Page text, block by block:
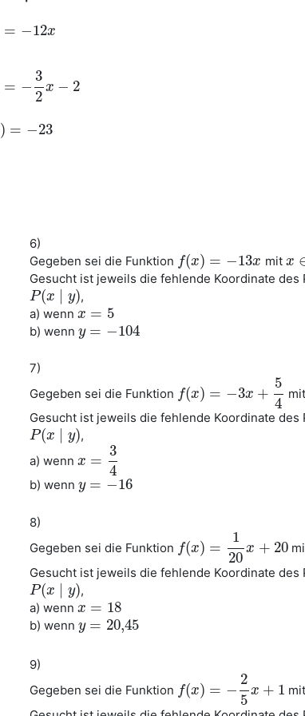
= −12x
−12x
= −
3
2
x − 2
−3 2x −2
) = −23
= −23
6)
Gegeben sei die Funktion f(x) = −13x
f(x)=−13 x mit x
x∈
Gesucht ist jeweils die fehlende Koordinate des
P(x y)
P(x∣
,
a) wenn x = 5
x= 5
b) wenn y = −104
y=−104
7)
Gegeben sei die Funktion f(x) = −3x +
5
4
f(x)=−3x +54 mit
Gesucht ist jeweils die fehlende Koordinate des
P(x y)
P(x∣
,
a) wenn x =
3
4
x= 34
b) wenn y = −16
y=−16
8)
Gegeben sei die Funktion f(x) =
1
20
x + 20
f(x)=1 20 x+20
Gesucht ist jeweils die fehlende Koordinate des
P(x ∣ y)
P(x∣
,
a) wenn x = 18
x= 18
b) wenn y = 20,45
y=20 ,45
9)
Gegeben sei die Funktion f(x) = −
2
5
x + 1
f(x)=−25 x+ 1 mit